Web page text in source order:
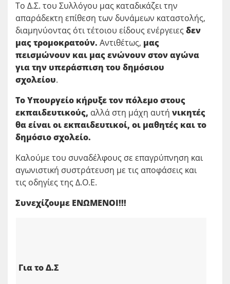
Το Δ.Σ. του Συλλόγου μας καταδικάζει την
απαράδεκτη επίθεση των δυνάμεων καταστολής,
διαμηνύοντας ότι τέτοιου είδους ενέργειες δεν
μας τρομοκρατούν. Αντιθέτως, μας
πεισμώνουν και μας ενώνουν στον αγώνα
για την υπεράσπιση του δημόσιου
σχολείου.
Το Υπουργείο κήρυξε τον πόλεμο στους
εκπαιδευτικούς, αλλά στη μάχη αυτή νικητές
θα είναι οι εκπαιδευτικοί, οι μαθητές και το
δημόσιο σχολείο.
Καλούμε του συναδέλφους σε επαγρύπνηση και
αγωνιστική συστράτευση με τις αποφάσεις και
τις οδηγίες της Δ.Ο.Ε.
Συνεχίζουμε ΕΝΩΜΕΝΟΙ!!!
Για το Δ.Σ